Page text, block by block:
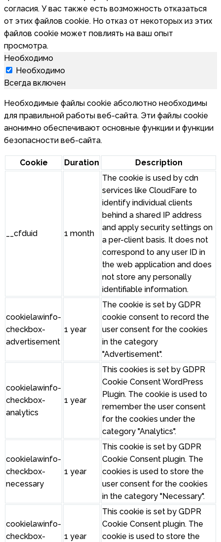
согласия. У вас также есть возможность отказаться
от этих файлов cookie. Но отказ от некоторых из этих
файлов cookie может повлиять на ваш опыт
просмотра.
Необходимо
Необходимо
Всегда включен
Необходимые файлы cookie абсолютно необходимы
для правильной работы веб-сайта. Эти файлы cookie
анонимно обеспечивают основные функции и функции
безопасности веб-сайта.
Cookie Duration Description
__cfduid 1 month
The cookie is used by cdn
services like CloudFare to
identify individual clients
behind a shared IP address
and apply security settings on
a per-client basis. It does not
correspond to any user ID in
the web application and does
not store any personally
identifiable information.
cookielawinfo-
checkbox-
advertisement
1 year
The cookie is set by GDPR
cookie consent to record the
user consent for the cookies
in the category
"Advertisement".
cookielawinfo-
checkbox-
analytics
1 year
This cookies is set by GDPR
Cookie Consent WordPress
Plugin. The cookie is used to
remember the user consent
for the cookies under the
category "Analytics".
cookielawinfo-
checkbox-
necessary
1 year
This cookie is set by GDPR
Cookie Consent plugin. The
cookies is used to store the
user consent for the cookies
in the category "Necessary".
cookielawinfo-
checkbox-
1 year
This cookie is set by GDPR
Cookie Consent plugin. The
cookie is used to store the